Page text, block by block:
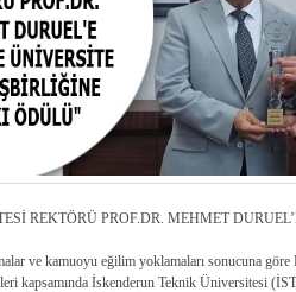
REKTÖRÜ PROF.DR. MEHMET
ve kamuoyu eğilim yoklamaları sonucuna
kapsamında İskenderun Teknik Üniversitesi